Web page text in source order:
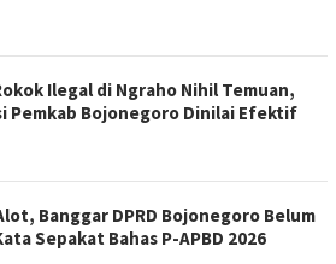
Ilegal di Ngraho Nihil Temuan,
Pemkab Bojonegoro Dinilai Efektif
Banggar DPRD Bojonegoro Belum
Sepakat Bahas P-APBD 2026